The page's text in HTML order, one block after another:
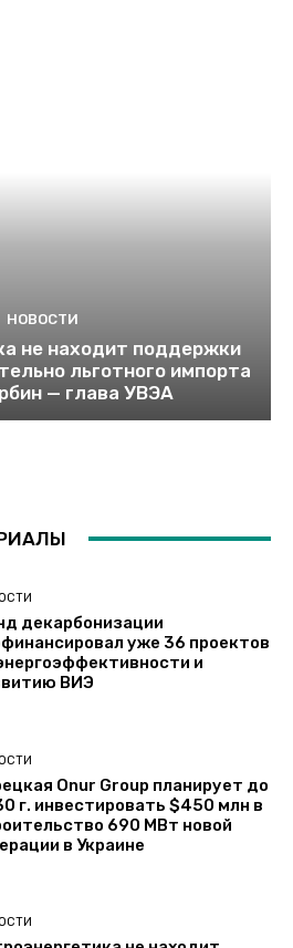
НОВОСТИ
не находит поддержки
льготного импорта
— глава УВЭА
декарбонизации
уже 36 проектов
и
ВИЭ
Onur Group планирует до
г. инвестировать $450 млн в
690 МВт новой
в Украине